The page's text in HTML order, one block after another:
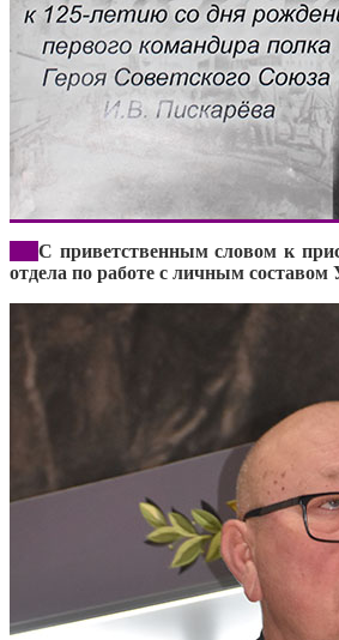
С приветственным словом к
отдела по работе с личным